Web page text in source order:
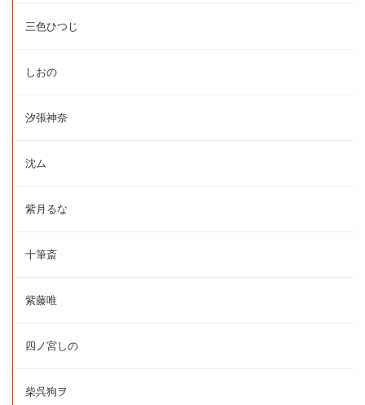
三色ひつじ
しおの
汐張神奈
沈ム
紫月るな
十筆斎
紫藤唯
四ノ宮しの
柴呉狗ヲ